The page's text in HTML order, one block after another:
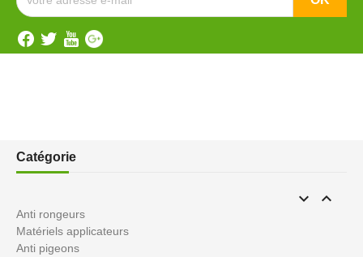
Catégorie
 
Anti rongeurs
Matériels applicateurs
Anti pigeons